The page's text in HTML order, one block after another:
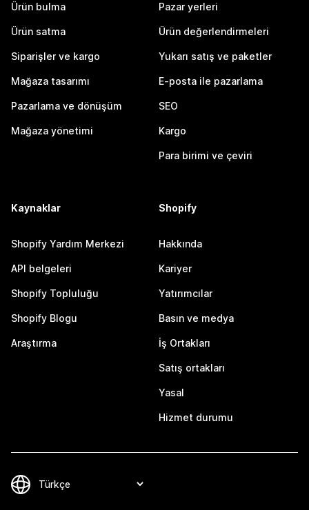
Ürün bulma
Ürün satma
Siparişler ve kargo
Mağaza tasarımı
Pazarlama ve dönüşüm
Mağaza yönetimi
Pazar yerleri
Ürün değerlendirmeleri
Yukarı satış ve paketler
E-posta ile pazarlama
SEO
Kargo
Para birimi ve çeviri
Kaynaklar
Shopify Yardım Merkezi
API belgeleri
Shopify Topluluğu
Shopify Blogu
Araştırma
Shopify
Hakkında
Kariyer
Yatırımcılar
Basın ve medya
İş Ortakları
Satış ortakları
Yasal
Hizmet durumu